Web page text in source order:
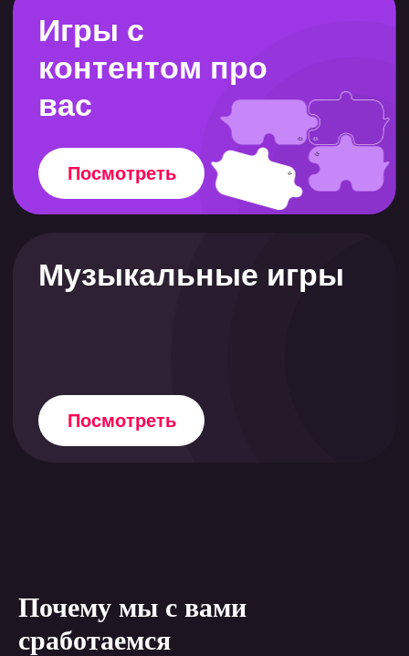
Почему мы с вами
сработаемся